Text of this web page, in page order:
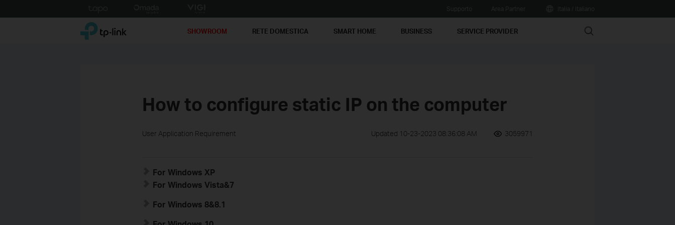
to
TP-Link, Reliably Smart SHOWROOM RETE DOMESTICA SMART HOME BUSINESS SERVICE PROVIDER Search
How to configure static IP on the computer
User Application Requirement Updated 10-23-2023 08:36:08 AM 3059971
For Windows XP
For Windows Vista&7
For Windows 8&8.1